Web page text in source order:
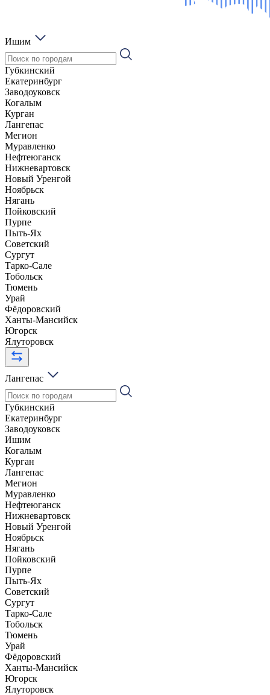
Ишим
Губкинский
Екатеринбург
Заводоуковск
Когалым
Курган
Лангепас
Мегион
Муравленко
Нефтеюганск
Нижневартовск
Новый Уренгой
Ноябрьск
Нягань
Пойковский
Пурпе
Пыть-Ях
Советский
Сургут
Тарко-Сале
Тобольск
Тюмень
Урай
Фёдоровский
Ханты-Мансийск
Югорск
Ялуторовск
Лангепас
Губкинский
Екатеринбург
Заводоуковск
Ишим
Когалым
Курган
Лангепас
Мегион
Муравленко
Нефтеюганск
Нижневартовск
Новый Уренгой
Ноябрьск
Нягань
Пойковский
Пурпе
Пыть-Ях
Советский
Сургут
Тарко-Сале
Тобольск
Тюмень
Урай
Фёдоровский
Ханты-Мансийск
Югорск
Ялуторовск